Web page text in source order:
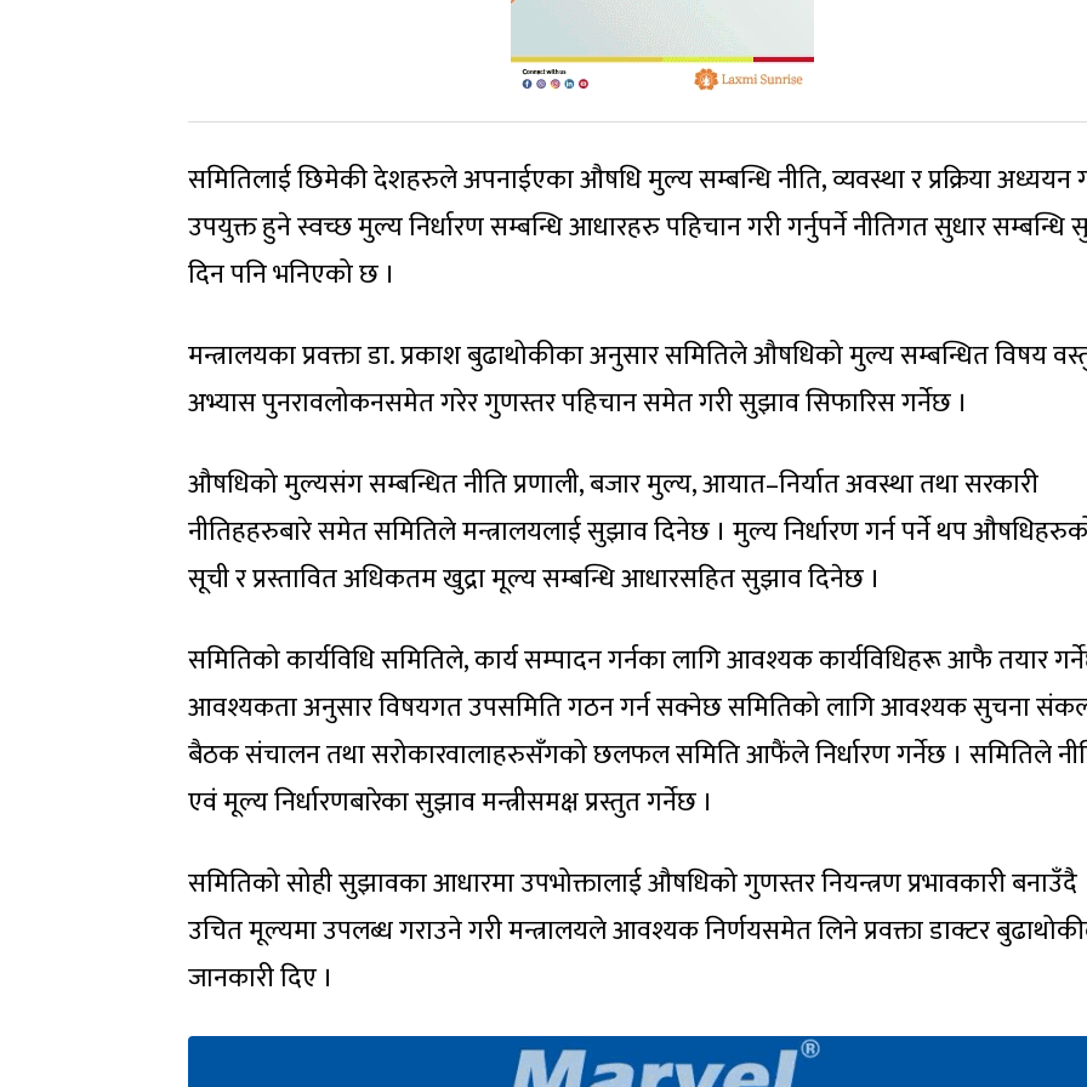
समितिलाई छिमेकी देशहरुले अपनाईएका औषधि मुल्य सम्बन्धि नीति, व्यवस्था र प्रक्रिया अध्ययन
उपयुक्त हुने स्वच्छ मुल्य निर्धारण सम्बन्धि आधारहरु पहिचान गरी गर्नुपर्ने नीतिगत सुधार सम्बन्धि
दिन पनि भनिएको छ ।
मन्त्रालयका प्रवक्ता डा. प्रकाश बुढाथोकीका अनुसार समितिले औषधिको मुल्य सम्बन्धित विषय
अभ्यास पुनरावलोकनसमेत गरेर गुणस्तर पहिचान समेत गरी सुझाव सिफारिस गर्नेछ ।
औषधिको मुल्यसंग सम्बन्धित नीति प्रणाली, बजार मुल्य, आयात–निर्यात अवस्था तथा सरकारी
नीतिहहरुबारे समेत समितिले मन्त्रालयलाई सुझाव दिनेछ । मुल्य निर्धारण गर्न पर्ने थप
सूची र प्रस्तावित अधिकतम खुद्रा मूल्य सम्बन्धि आधारसहित सुझाव दिनेछ ।
समितिको कार्यविधि समितिले, कार्य सम्पादन गर्नका लागि आवश्यक कार्यविधिहरू आफै तयार
आवश्यकता अनुसार विषयगत उपसमिति गठन गर्न सक्नेछ समितिको लागि आवश्यक सुचना
बैठक संचालन तथा सरोकारवालाहरुसँगको छलफल समिति आफैंले निर्धारण गर्नेछ । समितिले
एवं मूल्य निर्धारणबारेका सुझाव मन्त्रीसमक्ष प्रस्तुत गर्नेछ ।
समितिको सोही सुझावका आधारमा उपभोक्तालाई औषधिको गुणस्तर नियन्त्रण प्रभावकारी बनाउँदै
उचित मूल्यमा उपलब्ध गराउने गरी मन्त्रालयले आवश्यक निर्णयसमेत लिने प्रवक्ता डाक्टर
जानकारी दिए ।